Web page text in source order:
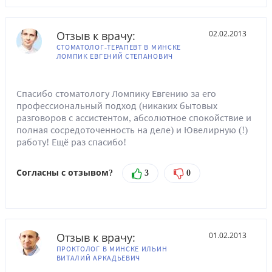
Отзыв к врачу:
СТОМАТОЛОГ-ТЕРАПЕВТ В МИНСКЕ
ЛОМПИК ЕВГЕНИЙ СТЕПАНОВИЧ
02.02.2013
Спасибо стоматологу Ломпику Евгению за его
профессиональный подход (никаких бытовых
разговоров с ассистентом, абсолютное спокойствие и
полная сосредоточенность на деле) и Ювелирную (!)
работу! Ещё раз спасибо!
Согласны с отзывом? 3 0
Отзыв к врачу:
ПРОКТОЛОГ В МИНСКЕ ИЛЬИН
ВИТАЛИЙ АРКАДЬЕВИЧ
01.02.2013